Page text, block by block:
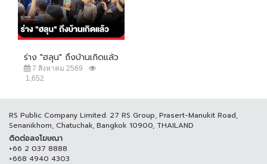
ร่าง "ฮลุน" ถึงบ้านเกิดแล้ว
7 สิงหาคม 2569
1,652
RS Public Company Limited. 27 RS Group, Prasert-Manukit Road,
Senanikhom, Chatuchak, Bangkok 10900, THAILAND
ติดต่อลงโฆษณา
+66 2 037 8888
+668 4940 4303